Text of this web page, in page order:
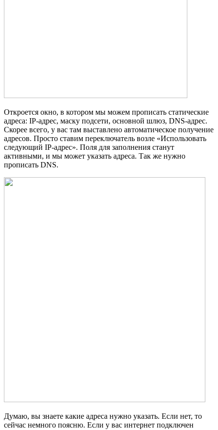
Откроется окно, в котором мы можем прописать статические
адреса: IP-адрес, маску подсети, основной шлюз, DNS-адрес.
Скорее всего, у вас там выставлено автоматическое получение
адресов. Просто ставим переключатель возле «Использовать
следующий IP-адрес». Поля для заполнения станут
активными, и мы может указать адреса. Так же нужно
прописать DNS.
Думаю, вы знаете какие адреса нужно указать. Если нет, то
сейчас немного поясню. Если у вас интернет подключен